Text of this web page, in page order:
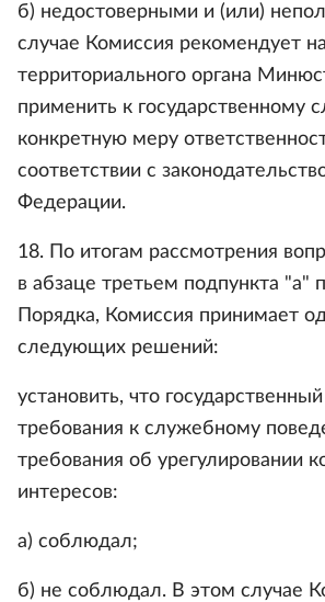
б) недостоверными и (или)
случае Комиссия рекомендует
территориального органа
применить к государственному
конкретную меру
соответствии с
Федерации.
18. По итогам рассмотрения
в абзаце третьем подпункта "а"
Порядка, Комиссия принимает
следующих решений:
установить, что
требования к служебному
требования об урегулировании
интересов:
а) соблюдал;
б) не соблюдал. В этом случае